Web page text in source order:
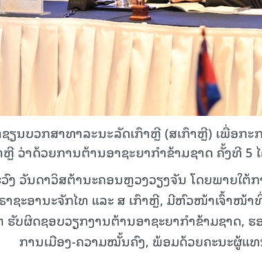
ຽນບວກສາທາລະນະລັດເກົາຫຼີ (ສເກົາຫຼີ) ເພື່ອກ
ວ່າດ້ວຍການຕ້ານອາຊະຍາກຳຂ້າມຊາດ ຄັ້ງທີ 5
ວົງ ວັນດາວິສຕ້ານະຄອນຫຼວງວຽງຈັນ ໂດຍພາຍໃ
າຊະອານະຈັກໄທ ແລະ ສ ເກົາຫຼີ, ມີຫົວໜ້າເຈົ້າໜ້າ
ຮັບຜິດຊອບວຽກງານຕ້ານອາຊະຍາກໍາຂ້າມຊາດ,
ການເມືອງ-ຄວາມໝັ້ນຄົງ, ພ້ອມດ້ວຍຄະນະຜູ້ແທ